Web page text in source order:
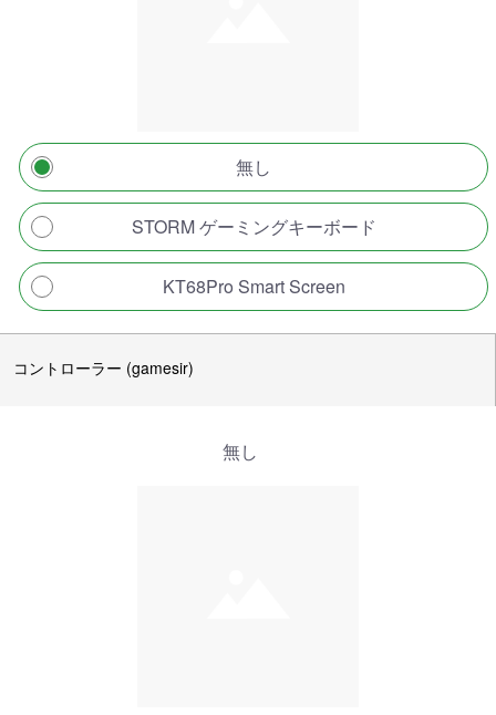
無し
STORM ゲーミングキーボード
KT68Pro Smart Screen
コントローラー (gamesir)
無し